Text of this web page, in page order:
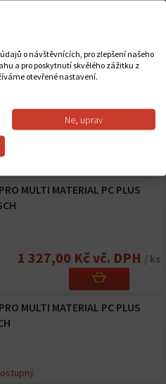
KORUNKA PRO GRESS M14 35
MULTI MATERIAL PC PLUS
1 327,00 Kč vč. DPH / ks
MULTI MATERIAL PC PLUS
o návštěvnících, pro zlepšení našeho
a pro poskytnutí skvělého zážitku z
otevřené nastavení.
Ne, uprav